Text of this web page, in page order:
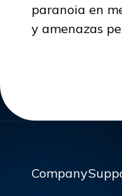
paranoia en
y amenazas
Company